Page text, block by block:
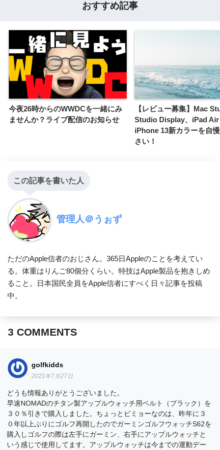
おすすめ記事
今夜26時からのWWDCを一緒にみ
ませんか？ライブ配信のお知らせ
【レビュー募集】Mac
Studio Display、iPad Air
iPhone 13新カラーを自
さい！
この記事を書いた人
管理人＠うぉず
ただのApple信者のおじさん。365日Appleのことを考えてい
る。体重はりんご80個分くらい。特技はApple製品を抱きしめ
ること。日本国民全員をApple信者にすべく日々記事を投稿
中。
3 COMMENTS
golfkidds
2021年7月27日
どうも情報ありがとうございました。
早速NOMADのチタン製アップルウォッチ用ベルト（ブラック）を
３０％引きで購入しました。ちょっとビミョーなのは、昨年に３
０年以上ぶりにゴルフ再開したのでガーミンゴルフウォッチS62を
購入しゴルフの際は左手にガーミン、右手にアップルウォッチと
いう感じで使用してます。アップルウォッチは今までの運動デー